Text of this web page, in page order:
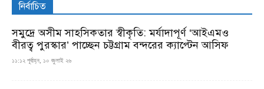
নির্বাচিত
সমুদ্রে অসীম সাহসিকতার স্বীকৃতি: মর্যাদাপূর্ণ ‘আইএমও
বীরত্ব পুরস্কার’ পাচ্ছেন চট্টগ্রাম বন্দরের ক্যাপ্টেন আসিফ
১১:১২ পূর্বাহ্ন, ১০ জুলাই ২৬